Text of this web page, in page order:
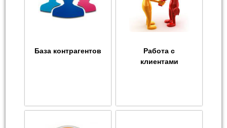
База контрагентов
Работа с
клиентами